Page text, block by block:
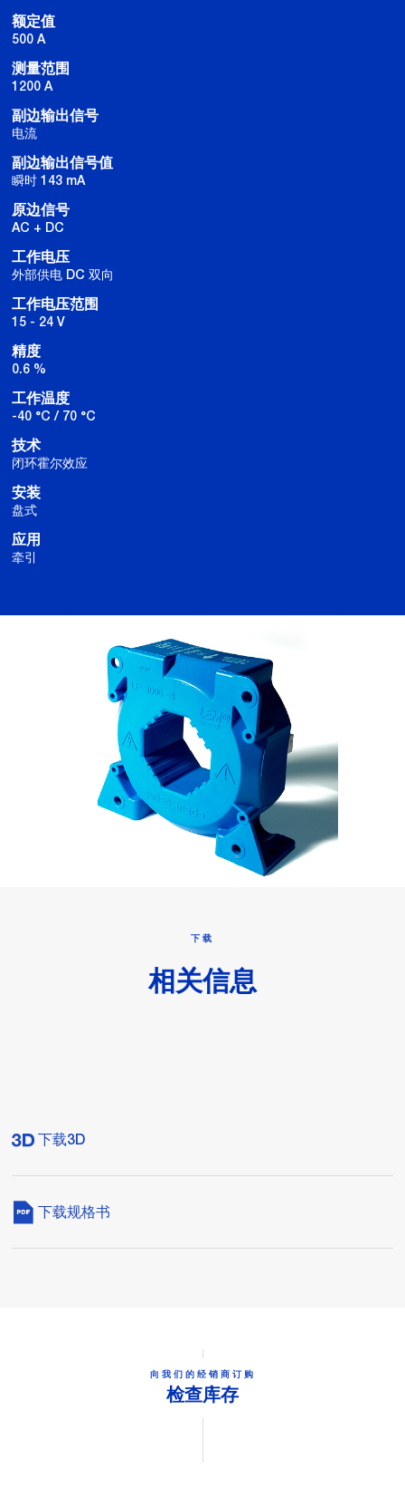
额定值
500 A
测量范围
1200 A
副边输出信号
电流
副边输出信号值
瞬时 143 mA
原边信号
AC + DC
工作电压
外部供电 DC 双向
工作电压范围
15 - 24 V
精度
0.6 %
工作温度
-40 °C / 70 °C
技术
闭环霍尔效应
安装
盘式
应用
牵引
下载
相关信息
下载3D
下载规格书
向我们的经销商订购
检查库存